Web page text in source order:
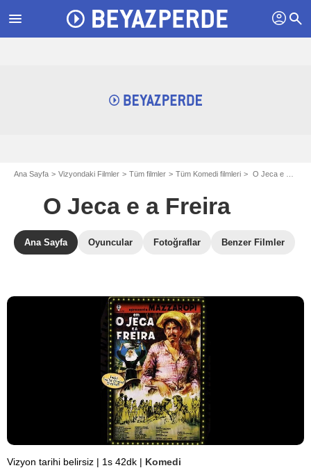
menu profil search
Ana Sayfa Vizyondaki Filmler Tüm filmler Tüm Komedi filmleri O Jeca e a Freira
O Jeca e a Freira
Ana Sayfa Oyuncular Fotoğraflar Benzer Filmler
Vizyon tarihi belirsiz | 1s 42dk | Komedi